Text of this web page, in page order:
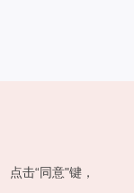
点击“同意"键，